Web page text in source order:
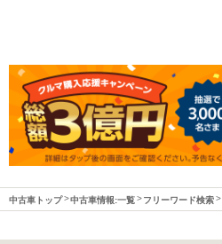
中古車トップ 中古車情報:一覧 フリーワード検索